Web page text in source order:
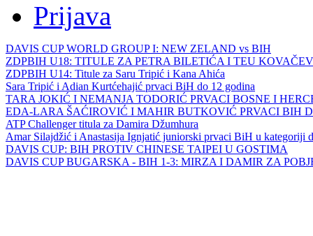
Prijava
DAVIS CUP WORLD GROUP I: NEW ZELAND vs BIH
ZDPBIH U18: TITULE ZA PETRA BILETIĆA I TEU
ZDPBIH U14: Titule za Saru Tripić i Kana Ahića
Sara Tripić i Adian Kurtćehajić prvaci BiH do 12 godina
TARA JOKIĆ I NEMANJA TODORIĆ PRVACI BOSNE I
EDA-LARA ŠAĆIROVIĆ I MAHIR BUTKOVIĆ PRVACI BIH
ATP Challenger titula za Damira Džumhura
Amar Silajdžić i Anastasija Ignjatić juniorski prvaci BiH u kategoriji
DAVIS CUP: BIH PROTIV CHINESE TAIPEI U GOSTIMA
DAVIS CUP BUGARSKA - BIH 1-3: MIRZA I DAMIR ZA